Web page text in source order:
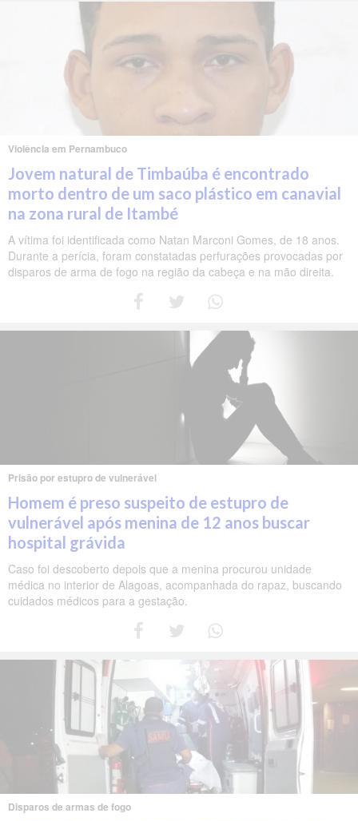
Violência em Pernambuco
Jovem natural de Timbaúba é encontrado
morto dentro de um saco plástico em canavial
na zona rural de Itambé
A vítima foi identificada como Natan Marconi Gomes, de 18 anos.
Durante a perícia, foram constatadas perfurações provocadas por
disparos de arma de fogo na região da cabeça e na mão direita.
Prisão por estupro de vulnerável
Homem é preso suspeito de estupro de
vulnerável após menina de 12 anos buscar
hospital grávida
Caso foi descoberto depois que a menina procurou unidade
médica no interior de Alagoas, acompanhada do rapaz, buscando
cuidados médicos para a gestação.
Disparos de armas de fogo